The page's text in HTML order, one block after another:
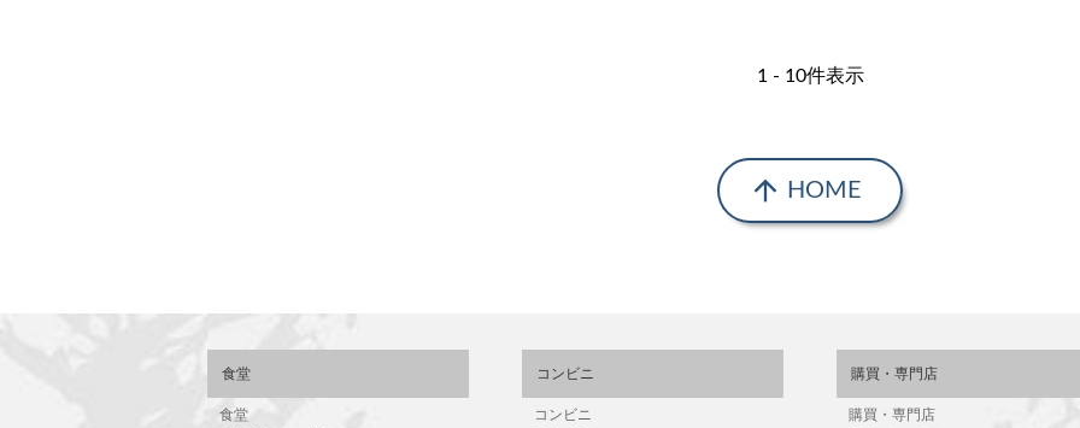
1 - 10件表示
arrow_upward HOME
食堂
食堂
コンビニ
コンビニ
購買・専門店
購買・専門店